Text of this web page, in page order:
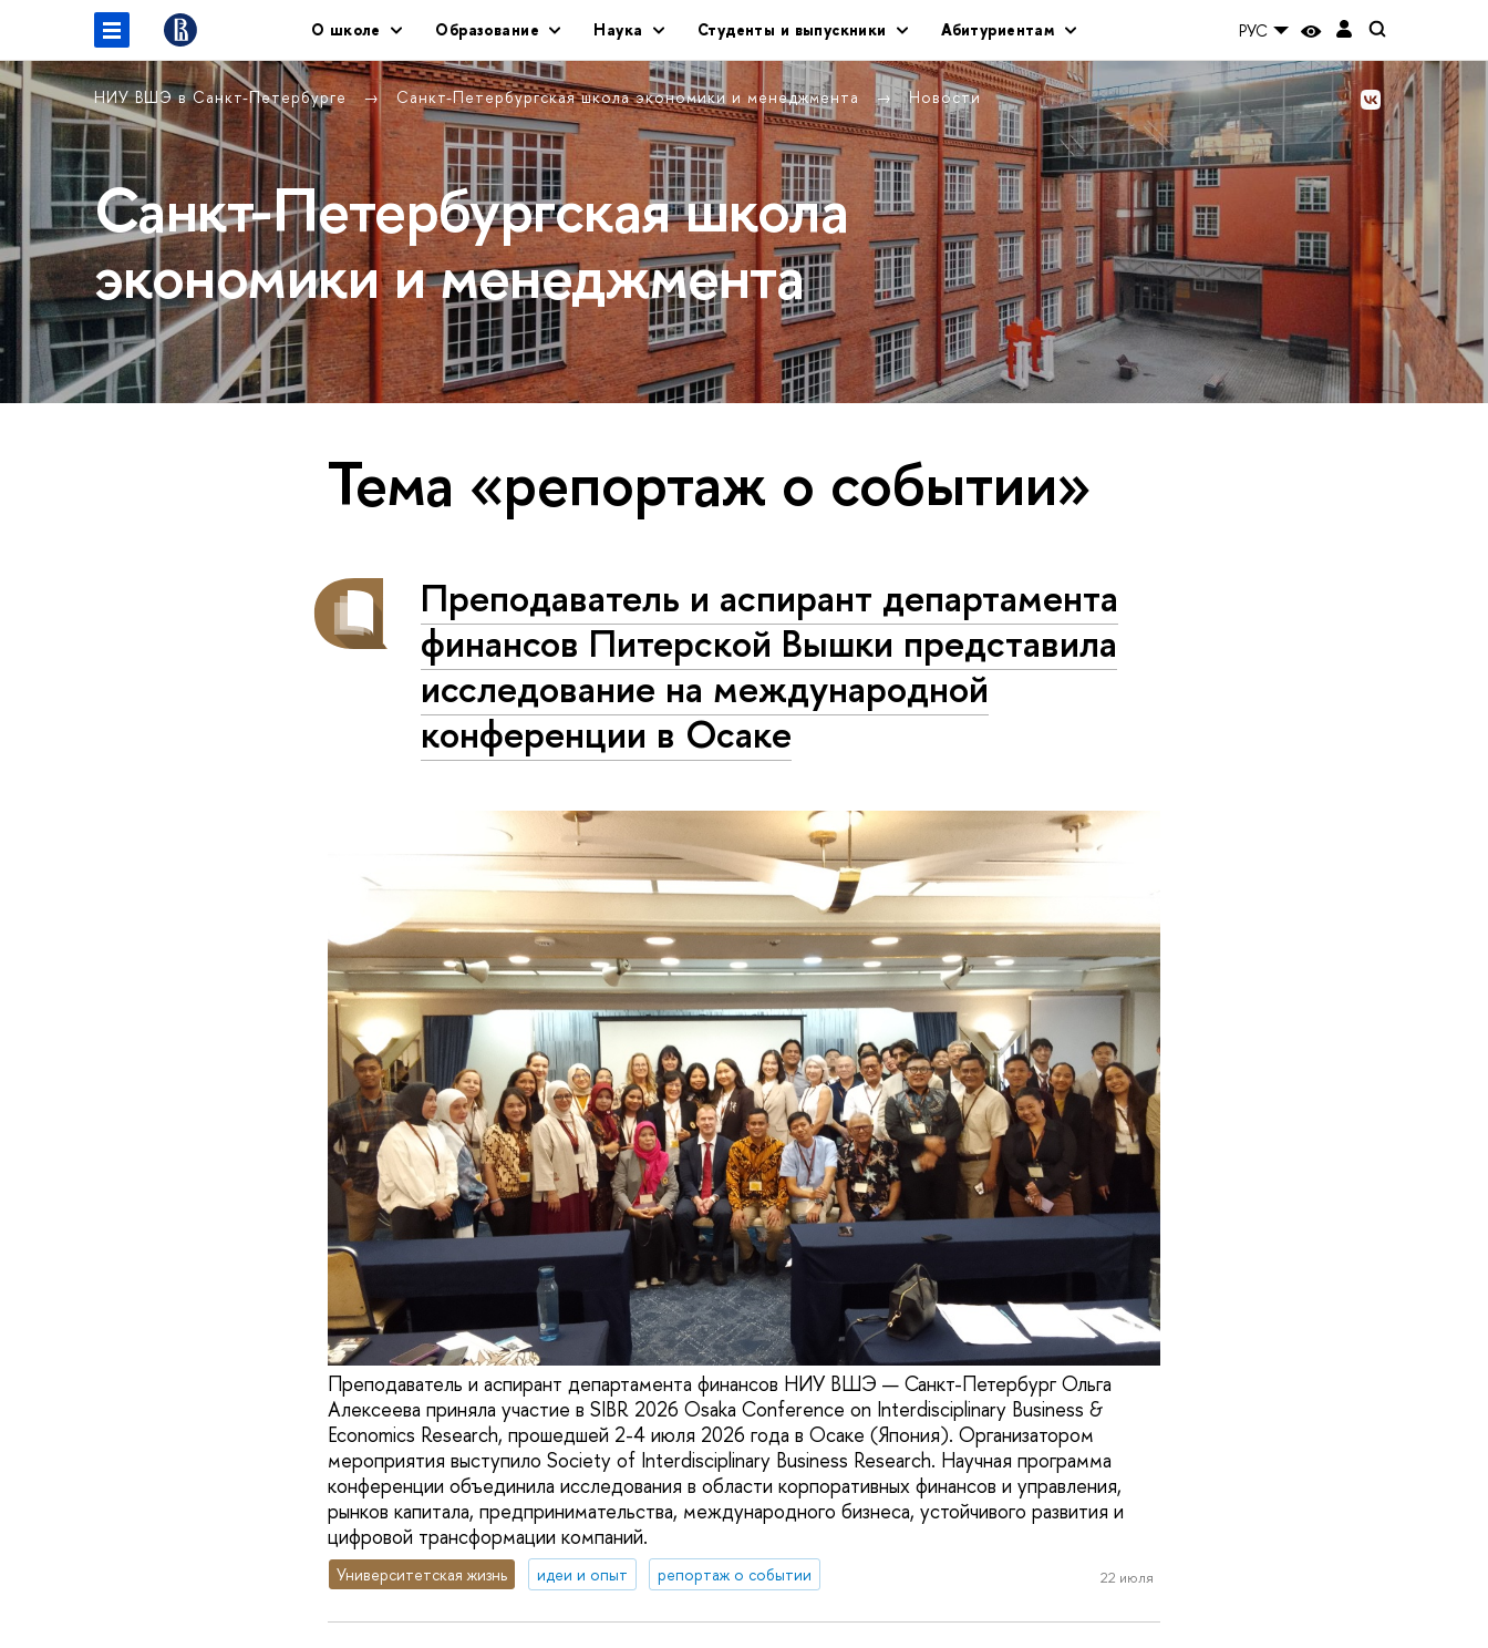
О школе Образование Наука Студенты и выпускники Абитуриентам РУС
НИУ ВШЭ в Санкт-Петербурге Санкт-Петербургская школа экономики и менеджмента Новости
Санкт-Петербургская школа
экономики и менеджмента
Тема «репортаж о событии»
Преподаватель и аспирант департамента
финансов Питерской Вышки представила
исследование на международной
конференции в Осаке
Преподаватель и аспирант департамента финансов НИУ ВШЭ — Санкт-Петербург Ольга
Алексеева приняла участие в SIBR 2026 Osaka Conference on Interdisciplinary Business &
Economics Research, прошедшей 2-4 июля 2026 года в Осаке (Япония). Организатором
мероприятия выступило Society of Interdisciplinary Business Research. Научная программа
конференции объединила исследования в области корпоративных финансов и управления,
рынков капитала, предпринимательства, международного бизнеса, устойчивого развития и
цифровой трансформации компаний.
Университетская жизнь идеи и опыт репортаж о событии 22 июля